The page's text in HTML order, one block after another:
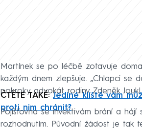
Martínek se po léčbě zotavuje
každým dnem zlepšuje. „Chlapci se
pokroky advokát rodiny Zdeněk
ČTĚTE TAKÉ:Jediné klíště vám
proti nim chránit?
Pojišťovna se invektivám brání a
rozhodnutím. Původní žádost je tak